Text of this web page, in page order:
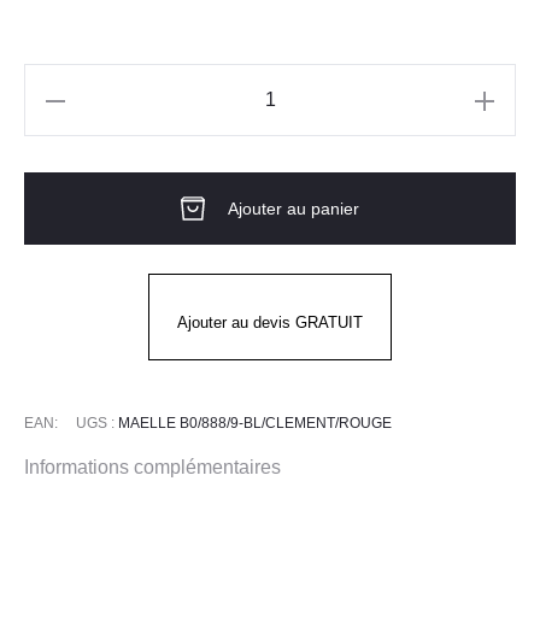
MAELLE
Ajouter au panier
Ajouter au devis GRATUIT
EAN: UGS : MAELLE B0/888/9-BL/CLEMENT/ROUGE
Informations complémentaires